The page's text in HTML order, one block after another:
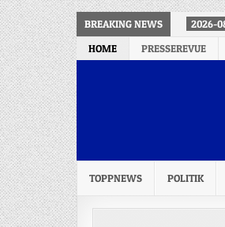
BREAKING NEWS 2026-
HOME
PRESSEREVUE
TOPPNEWS POLITIK